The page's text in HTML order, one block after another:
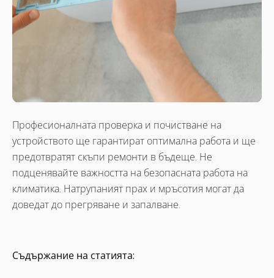
Професионалната проверка и почистване на
устройството ще гарантират оптимална работа и ще
предотвратят скъпи ремонти в бъдеще. Не
подценявайте важността на безопасната работа на
климатика. Натрупаният прах и мръсотия могат да
доведат до прегряване и запалване.
Съдържание на статията: